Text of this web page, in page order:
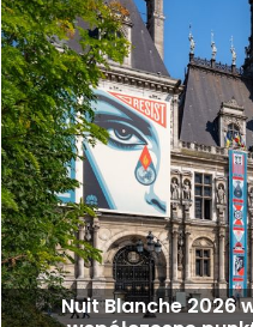
Nuit Blanche 2026